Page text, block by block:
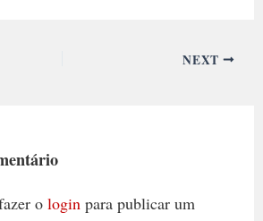
NEXT
o loginpara publicar um